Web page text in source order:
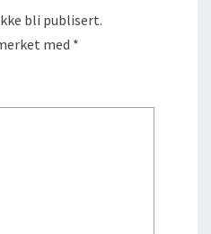
bli publisert.
med *